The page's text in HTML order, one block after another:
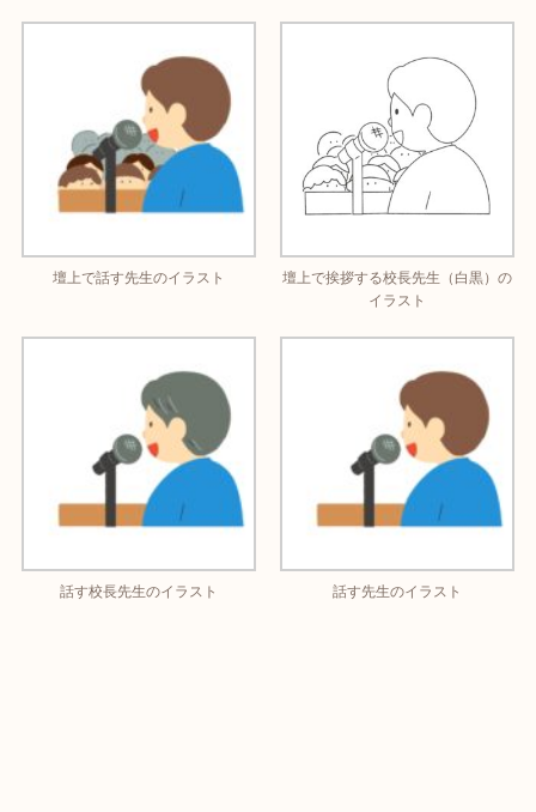
壇上で話す先生のイラスト
壇上で挨拶する校長先生（白黒）の
イラスト
話す校長先生のイラスト 話す先生のイラスト